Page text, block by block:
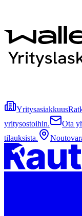
Yritysasiakkuus
yritysostoihin.
Ota
tilauksista.